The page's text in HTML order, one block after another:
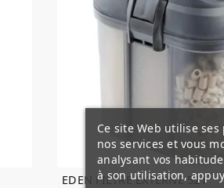
EDEN FILTRE EXTERNE 521
Ce site Web utilise
nos services et vous
analysant vos
à son utilisation,